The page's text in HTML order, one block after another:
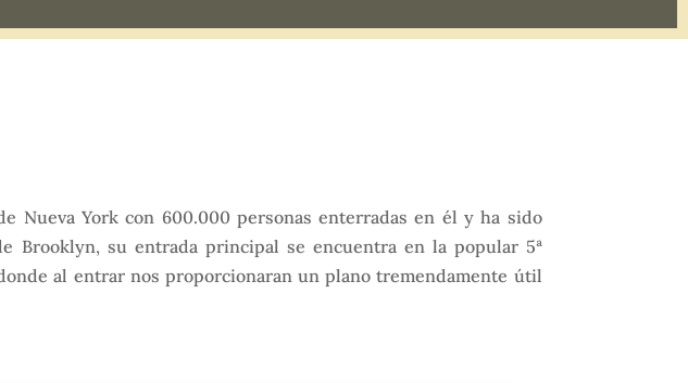
Nueva York con 600.000 personas enterradas en él y ha sido
Brooklyn, su entrada principal se encuentra en la popular 5ª
al entrar nos proporcionaran un plano tremendamente útil